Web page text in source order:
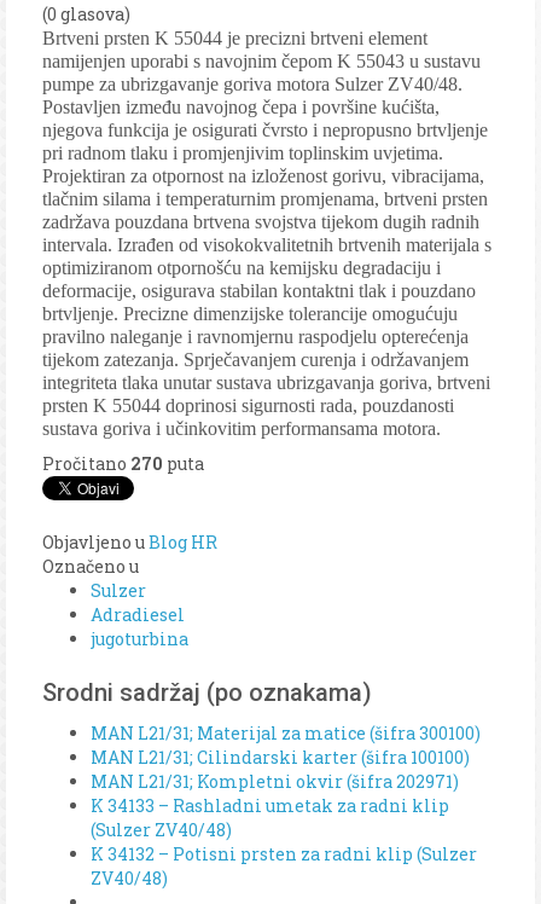
(0 glasova)
Brtveni prsten K 55044 je precizni brtveni element
namijenjen uporabi s navojnim čepom K 55043 u sustavu
pumpe za ubrizgavanje goriva motora Sulzer ZV40/48.
Postavljen između navojnog čepa i površine kućišta,
njegova funkcija je osigurati čvrsto i nepropusno brtvljenje
pri radnom tlaku i promjenjivim toplinskim uvjetima.
Projektiran za otpornost na izloženost gorivu, vibracijama,
tlačnim silama i temperaturnim promjenama, brtveni prsten
zadržava pouzdana brtvena svojstva tijekom dugih radnih
intervala. Izrađen od visokokvalitetnih brtvenih materijala s
optimiziranom otpornošću na kemijsku degradaciju i
deformacije, osigurava stabilan kontaktni tlak i pouzdano
brtvljenje. Precizne dimenzijske tolerancije omogućuju
pravilno naleganje i ravnomjernu raspodjelu opterećenja
tijekom zatezanja. Sprječavanjem curenja i održavanjem
integriteta tlaka unutar sustava ubrizgavanja goriva, brtveni
prsten K 55044 doprinosi sigurnosti rada, pouzdanosti
sustava goriva i učinkovitim performansama motora.
Pročitano 270 puta
Objavljeno uBlog HR
Označeno u
Sulzer
Adradiesel
jugoturbina
Srodni sadržaj (po oznakama)
MAN L21/31; Materijal za matice (šifra 300100)
MAN L21/31; Cilindarski karter (šifra 100100)
MAN L21/31; Kompletni okvir (šifra 202971)
K 34133 – Rashladni umetak za radni klip
(Sulzer ZV40/48)
K 34132 – Potisni prsten za radni klip (Sulzer
ZV40/48)